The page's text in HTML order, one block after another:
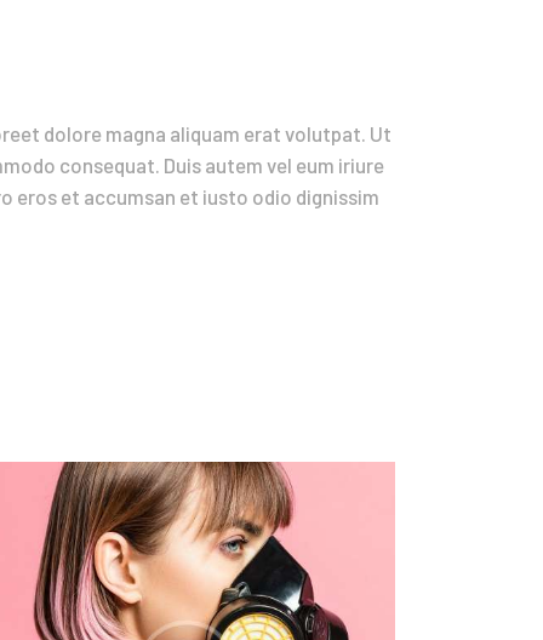
dolore magna aliquam erat volutpat. Ut
consequat. Duis autem vel eum iriure
eros et accumsan et iusto odio dignissim